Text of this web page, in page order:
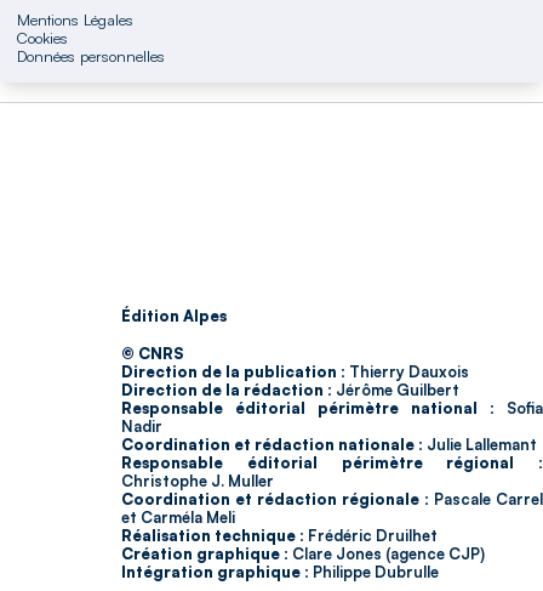
Mentions Légales
Cookies
Données personnelles
Édition Alpes
© CNRS
Direction de la publication : Thierry Dauxois
Direction de la rédaction : Jérôme Guilbert
Responsable éditorial périmètre national : Sofia
Nadir
Coordination et rédaction nationale : Julie Lallemant
Responsable éditorial périmètre régional :
Christophe J. Muller
Coordination et rédaction régionale : Pascale Carrel
et Carméla Meli
Réalisation technique : Frédéric Druilhet
Création graphique : Clare Jones (agence CJP)
Intégration graphique : Philippe Dubrulle